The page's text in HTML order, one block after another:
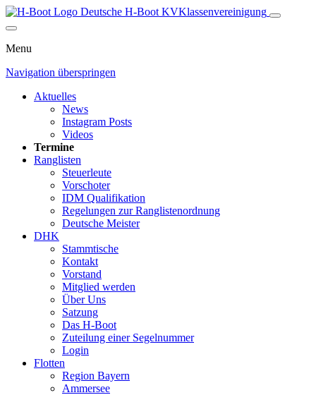
Deutsche H-Boot KVKlassenvereinigung
Menu
Navigation überspringen
Aktuelles
News
Instagram Posts
Videos
Termine
Ranglisten
Steuerleute
Vorschoter
IDM Qualifikation
Regelungen zur Ranglistenordnung
Deutsche Meister
DHK
Stammtische
Kontakt
Vorstand
Mitglied werden
Über Uns
Satzung
Das H-Boot
Zuteilung einer Segelnummer
Login
Flotten
Region Bayern
Ammersee